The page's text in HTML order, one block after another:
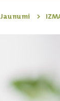
Jaunumi